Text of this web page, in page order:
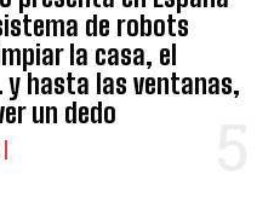
de robots
la casa, el
hasta las ventanas,
un dedo